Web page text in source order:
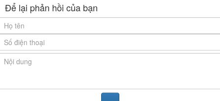
Để lại phản hồi của bạn